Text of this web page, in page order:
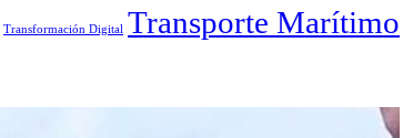
Transformación Digital Transporte Marítimo